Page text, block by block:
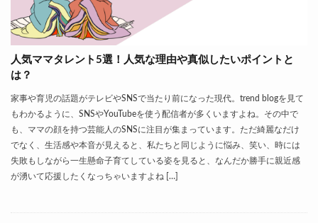
人気ママタレント5選！人気な理由や真似したいポイントと
は？
家事や育児の話題がテレビやSNSで当たり前になった現代。trend blogを見て
もわかるように、SNSやYouTubeを使う配信者が多くいますよね。その中で
も、ママの顔を持つ芸能人のSNSに注目が集まっています。ただ綺麗なだけ
でなく、生活感や本音が見えると、私たちと同じように悩み、笑い、時には
失敗もしながら一生懸命子育てしている姿を見ると、なんだか勝手に親近感
が湧いて応援したくなっちゃいますよね […]